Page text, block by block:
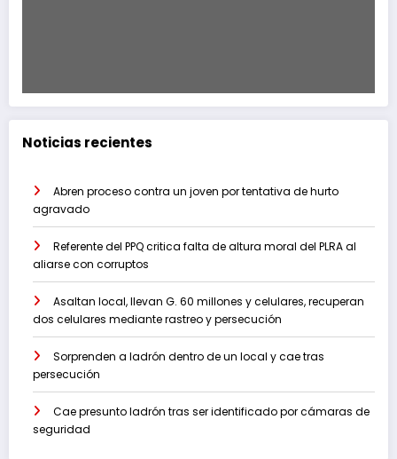
Noticias recientes
Abren proceso contra un joven por tentativa de hurto
agravado
Referente del PPQ critica falta de altura moral del PLRA al
aliarse con corruptos
Asaltan local, llevan G. 60 millones y celulares, recuperan
dos celulares mediante rastreo y persecución
Sorprenden a ladrón dentro de un local y cae tras
persecución
Cae presunto ladrón tras ser identificado por cámaras de
seguridad